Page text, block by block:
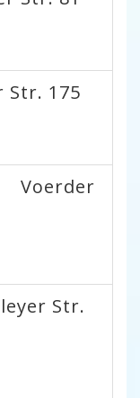
Str. 175
Voerder
Str.